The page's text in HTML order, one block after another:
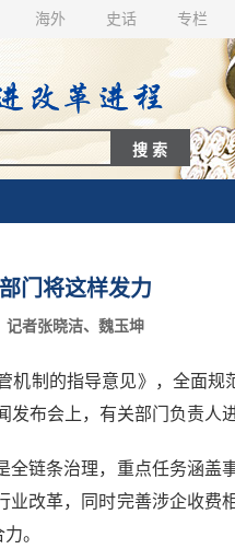
海外 史话 专栏
门将这样发力
记者张晓洁、魏玉坤
制的指导意见》，全面规
发布会上，有关部门负责人
链条治理，重点任务涵盖
改革，同时完善涉企收费
。